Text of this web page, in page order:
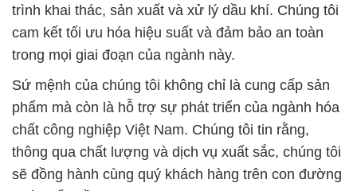
phẩm mà còn là hỗ trợ sự phát triển của ngành hóa
chất công nghiệp Việt Nam. Chúng tôi tin rằng,
thông qua chất lượng và dịch vụ xuất sắc, chúng tôi
sẽ đồng hành cùng quý khách hàng trên con đường
phát triển bền vững.
Công Ty Hóa Chất Đắc Trường Phát luôn sẵn sàng
phục vụ và hỗ trợ mọi nhu cầu của bạn.
# Đơn vị chuyên cung cấp » bán hóa chất Clorua